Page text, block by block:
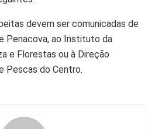
devem ser comunicadas de
Penacova, ao Instituto da
e Florestas ou à Direção
Pescas do Centro.